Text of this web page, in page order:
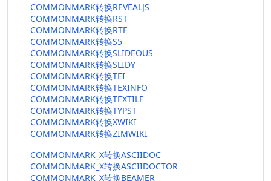
COMMONMARK转换REVEALJS
COMMONMARK转换RST
COMMONMARK转换RTF
COMMONMARK转换S5
COMMONMARK转换SLIDEOUS
COMMONMARK转换SLIDY
COMMONMARK转换TEI
COMMONMARK转换TEXINFO
COMMONMARK转换TEXTILE
COMMONMARK转换TYPST
COMMONMARK转换XWIKI
COMMONMARK转换ZIMWIKI
COMMONMARK_X转换ASCIIDOC
COMMONMARK_X转换ASCIIDOCTOR
COMMONMARK_X转换BEAMER